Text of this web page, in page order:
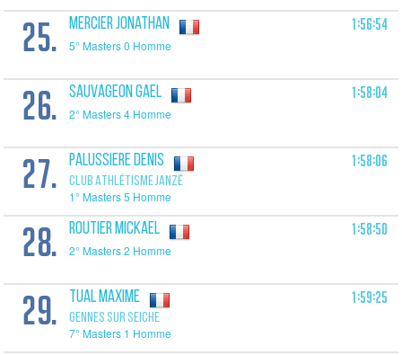
25. MERCIER Jonathan
5° Masters 0 Homme
1:56:54
26. SAUVAGEON Gael
2° Masters 4 Homme
1:58:04
27. PALUSSIERE Denis
CLUB ATHLÉTISME JANZÉ
1° Masters 5 Homme
1:58:06
28. ROUTIER Mickael
2° Masters 2 Homme
1:58:50
29. TUAL Maxime
GENNES SUR SEICHE
7° Masters 1 Homme
1:59:25